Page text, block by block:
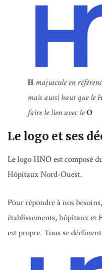
H majuscule en
mais aussi haut que le
faire le lien avec leO
Le logo et ses
Le logo HNO est composé
Hôpitaux Nord-Ouest.
Pour répondre à nos
établissements, hôpitaux et
est propre. Tous se